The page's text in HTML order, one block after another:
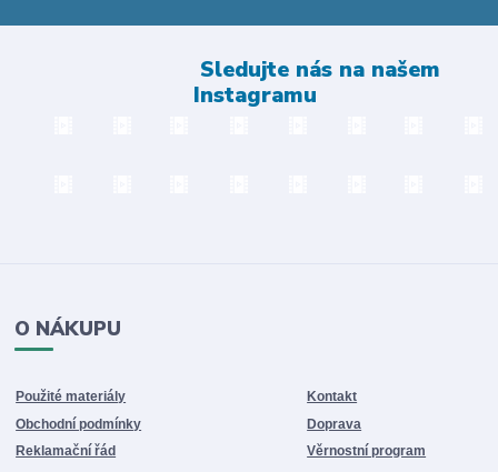
Sledujte nás na našem
Instagramu
O NÁKUPU
Použité materiály
Kontakt
Obchodní podmínky
Doprava
Reklamační řád
Věrnostní program